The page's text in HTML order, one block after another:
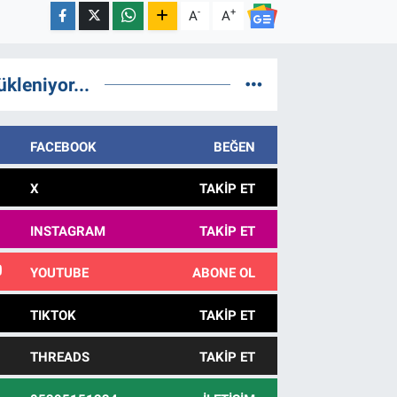
A- A+
FACEBOOK BEĞEN
X TAKIP ET
INSTAGRAM TAKIP ET
YOUTUBE ABONE OL
TIKTOK TAKIP ET
THREADS TAKIP ET